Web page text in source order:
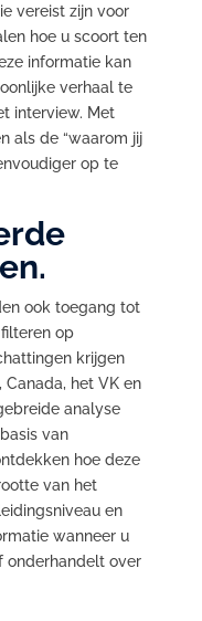
vereist zijn voor
hoe u scoort ten
informatie kan
verhaal te
interview. Met
als de “waarom jij
op te
ook toegang tot
op
krijgen
het VK en
analyse
van
hoe deze
van het
en
wanneer u
onderhandelt over